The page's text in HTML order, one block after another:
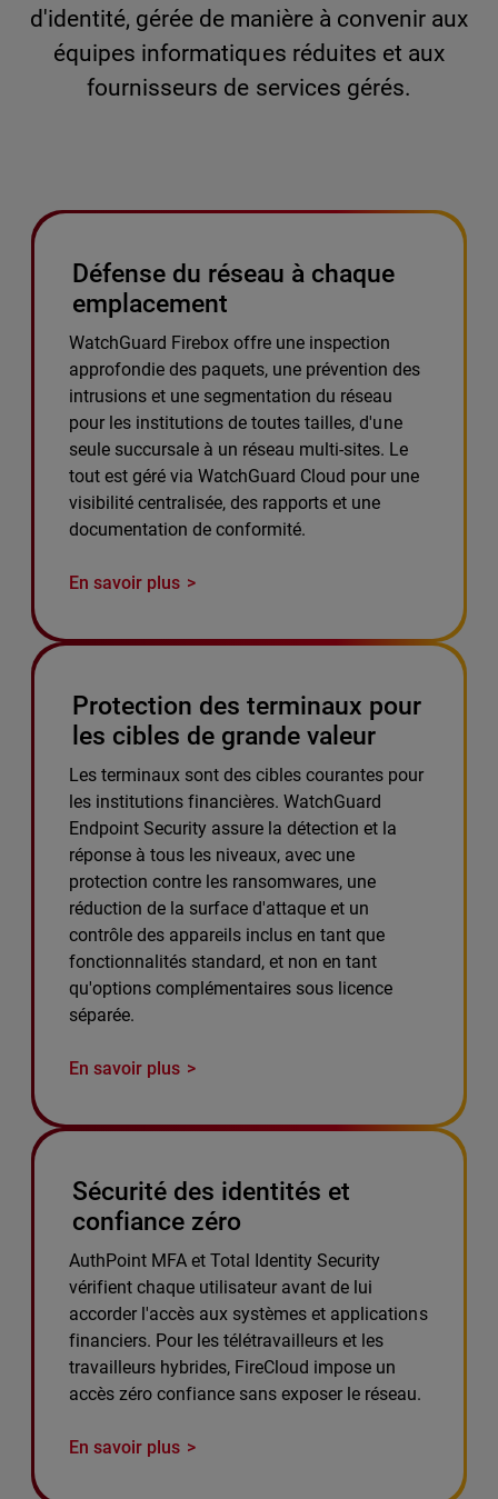
d'identité, gérée de manière à convenir aux
équipes informatiques réduites et aux
fournisseurs de services gérés.
Défense du réseau à chaque
emplacement
WatchGuard Firebox offre une inspection
approfondie des paquets, une prévention des
intrusions et une segmentation du réseau
pour les institutions de toutes tailles, d'une
seule succursale à un réseau multi-sites. Le
tout est géré via WatchGuard Cloud pour une
visibilité centralisée, des rapports et une
documentation de conformité.
En savoir plus
Protection des terminaux pour
les cibles de grande valeur
Les terminaux sont des cibles courantes pour
les institutions financières. WatchGuard
Endpoint Security assure la détection et la
réponse à tous les niveaux, avec une
protection contre les ransomwares, une
réduction de la surface d'attaque et un
contrôle des appareils inclus en tant que
fonctionnalités standard, et non en tant
qu'options complémentaires sous licence
séparée.
En savoir plus
Sécurité des identités et
confiance zéro
AuthPoint MFA et Total Identity Security
vérifient chaque utilisateur avant de lui
accorder l'accès aux systèmes et applications
financiers. Pour les télétravailleurs et les
travailleurs hybrides, FireCloud impose un
accès zéro confiance sans exposer le réseau.
En savoir plus